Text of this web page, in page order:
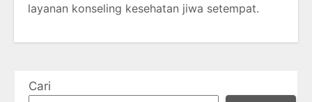
layanan konseling kesehatan jiwa setempat.
Cari